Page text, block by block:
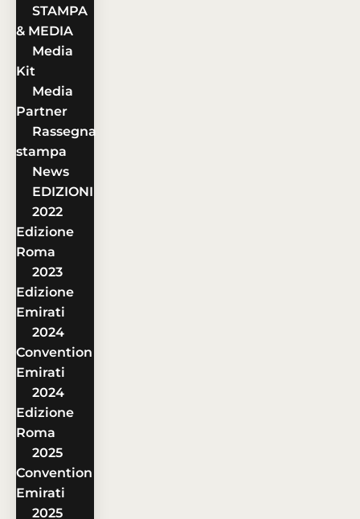
STAMPA
& MEDIA
Media
Kit
Media
Partner
Rassegna
stampa
News
EDIZIONI
2022
Edizione
Roma
2023
Edizione
Emirati
2024
Convention
Emirati
2024
Edizione
Roma
2025
Convention
Emirati
2025